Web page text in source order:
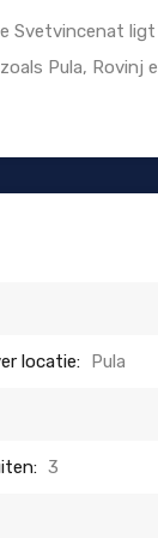
Svetvincenat
Pula,
locatie: Pula
3